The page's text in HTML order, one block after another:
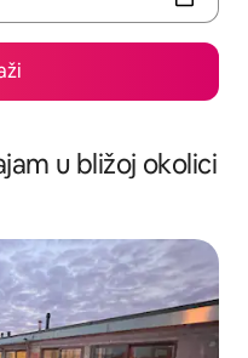
u bližoj okolici